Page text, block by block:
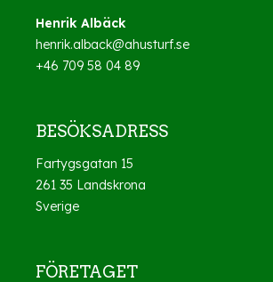
Henrik Albäck
henrik.alback@ahusturf.se
+46 709 58 04 89
BESÖKSADRESS
Fartygsgatan 15
261 35 Landskrona
Sverige
FÖRETAGET